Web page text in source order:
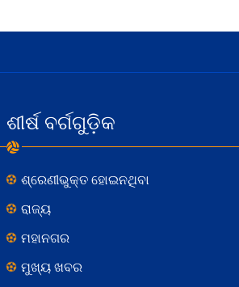
ଶୀର୍ଷ ବର୍ଗଗୁଡ଼ିକ
ଶ୍ରେଣୀଭୁକ୍ତ ହୋଇନଥିବା
ରାଜ୍ୟ
ମହାନଗର
ମୁଖ୍ୟ ଖବର